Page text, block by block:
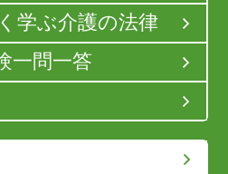
学ぶ介護の法律
一問一答